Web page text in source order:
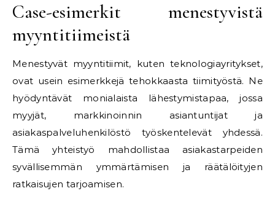
Case-esimerkit menestyvistä
myyntitiimeistä
Menestyvät myyntitiimit, kuten teknologiayritykset,
ovat usein esimerkkejä tehokkaasta tiimityöstä. Ne
hyödyntävät monialaista lähestymistapaa, jossa
myyjät, markkinoinnin asiantuntijat ja
asiakaspalveluhenkilöstö työskentelevät yhdessä.
Tämä yhteistyö mahdollistaa asiakastarpeiden
syvällisemmän ymmärtämisen ja räätälöityjen
ratkaisujen tarjoamisen.